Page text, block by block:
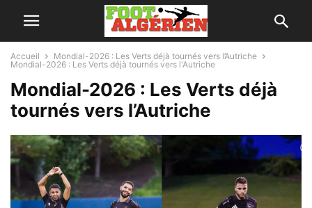
Accueil
Mondial-2026 : Les Verts déjà tournés vers l’Autriche
Mondial-2026 : Les Verts déjà tournés vers l'Autriche
Mondial-2026 : Les Verts déjà
tournés vers l’Autriche